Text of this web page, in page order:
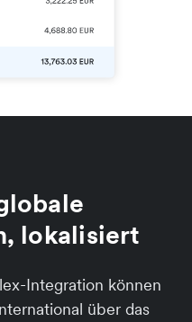
lokalisiert
Integration können
über das